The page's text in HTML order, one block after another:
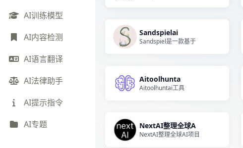
AI训练模型
AI内容检测
AI语言翻译
AI法律助手
AI提示指令
AI专题
Sandspielai
Sandspiel是一款基于
Aitoolhunta
Aitoolhuntai工具
NextAI整理全球A
NextAI整理全球AI项目